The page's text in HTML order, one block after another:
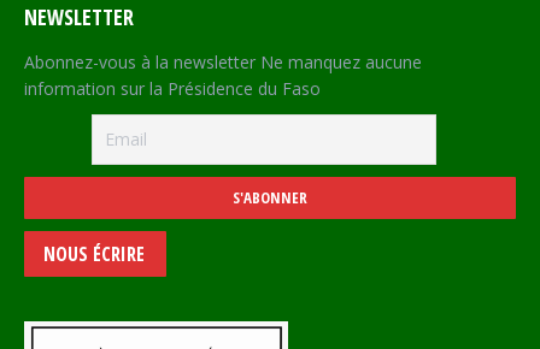
NEWSLETTER
Abonnez-vous à la newsletter Ne manquez aucune
information sur la Présidence du Faso
NOUS ÉCRIRE